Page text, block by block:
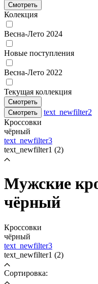
Смотреть
Колекция
Весна-Лето 2024
Новые поступления
Весна-Лето 2022
Текущая коллекция
Смотреть
Смотреть
text_newfilter2
Кроссовки
чёрный
text_newfilter3
text_newfilter1 (2)
Мужские
чёрный
Кроссовки
чёрный
text_newfilter3
text_newfilter1 (2)
Сортировка: